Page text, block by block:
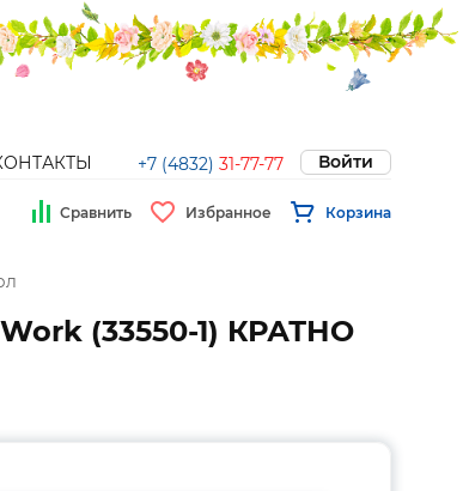
+7 (4832) 31-77-77 Войти
Сравнить Избранное Корзина
(33550-1) КРАТНО